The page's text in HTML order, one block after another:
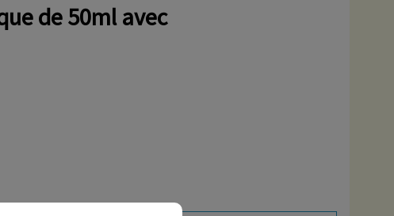
de 50ml avec